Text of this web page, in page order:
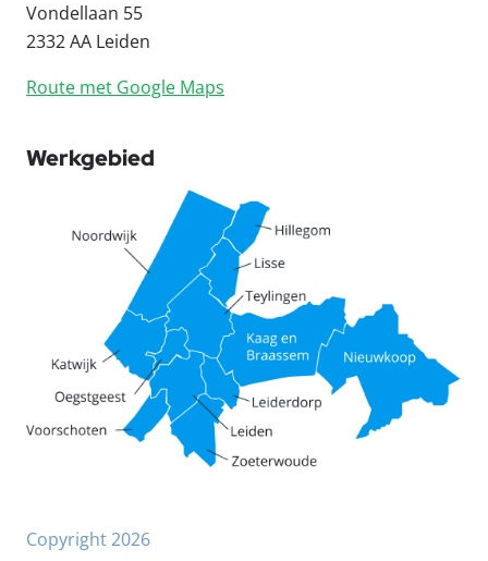
Vondellaan 55
2332 AA Leiden
Route met Google Maps
Werkgebied
Copyright 2026